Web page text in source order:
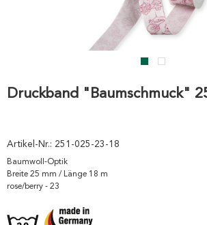
Druckband "Baumschmuck"
Artikel-Nr.: 251-025-23-18
Baumwoll-Optik
Breite 25 mm / Länge 18 m
rose/berry - 23